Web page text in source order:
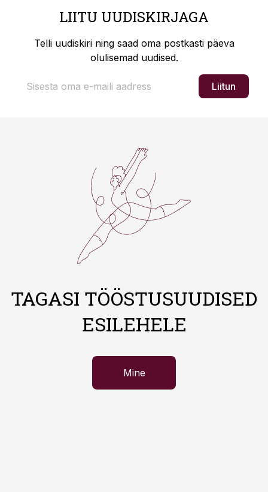
LIITU UUDISKIRJAGA
Telli uudiskiri ning saad oma postkasti päeva
olulisemad uudised.
Liitun
TAGASI TÖÖSTUSUUDISED
ESILEHELE
Mine